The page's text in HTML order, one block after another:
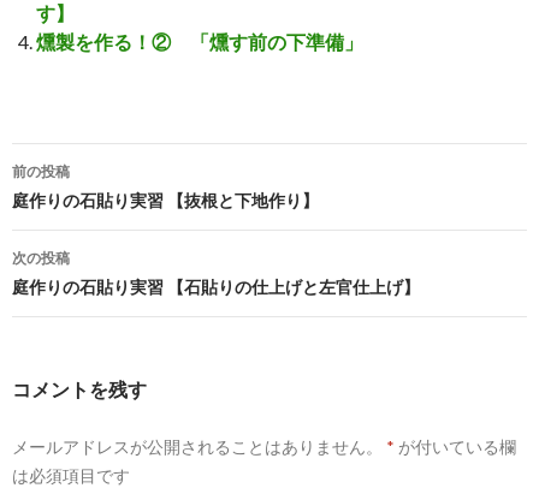
す】
燻製を作る！② 「燻す前の下準備」
投
稿
ナ
ゲ
シ
前の投稿
庭作りの石貼り実習 【抜根と下地作り】
次の投稿
庭作りの石貼り実習 【石貼りの仕上げと左官仕上げ】
コメントを残す
メールアドレスが公開されることはありません。 * が付いている欄
は必須項目です